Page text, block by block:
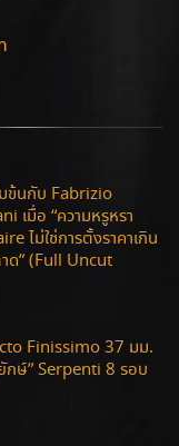
ข้นกับ Fabrizio
เมื่อ “ความหรูหรา
ไม่ใช่การตั้งราคาเกิน
ด” (Full Uncut
Finissimo 37 มม.
กษ์” Serpenti 8 รอบ